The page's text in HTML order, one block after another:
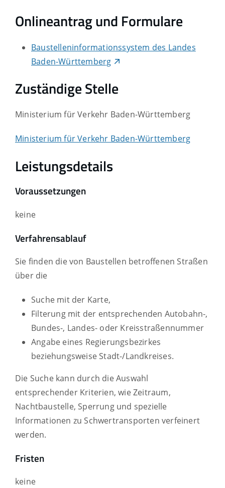
Onlineantrag und Formulare
Baustelleninformationssystem des Landes
Baden-Württemberg
Zuständige Stelle
Ministerium für Verkehr Baden-Württemberg
Ministerium für Verkehr Baden-Württemberg
Leistungsdetails
Voraussetzungen
keine
Verfahrensablauf
Sie finden die von Baustellen betroffenen Straßen
über die
Suche mit der Karte,
Filterung mit der entsprechenden Autobahn-,
Bundes-, Landes- oder Kreisstraßennummer
Angabe eines Regierungsbezirkes
beziehungsweise Stadt-/Landkreises.
Die Suche kann durch die Auswahl
entsprechender Kriterien, wie Zeitraum,
Nachtbaustelle, Sperrung und spezielle
Informationen zu Schwertransporten verfeinert
werden.
Fristen
keine